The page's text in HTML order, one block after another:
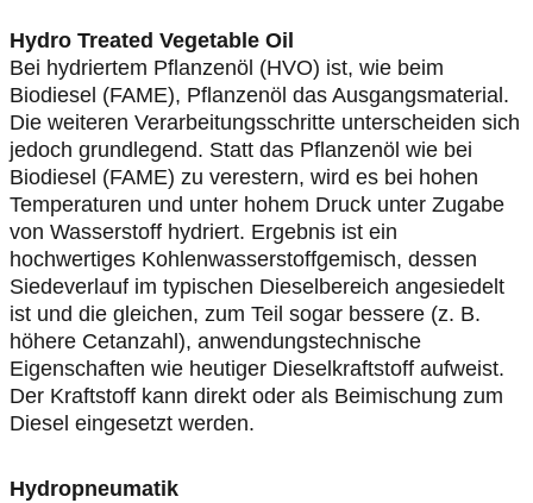
Hydro Treated Vegetable Oil
Bei hydriertem Pflanzenöl (HVO) ist, wie beim
Biodiesel (FAME), Pflanzenöl das Ausgangsmaterial.
Die weiteren Verarbeitungsschritte unterscheiden sich
jedoch grundlegend. Statt das Pflanzenöl wie bei
Biodiesel (FAME) zu verestern, wird es bei hohen
Temperaturen und unter hohem Druck unter Zugabe
von Wasserstoff hydriert. Ergebnis ist ein
hochwertiges Kohlenwasserstoffgemisch, dessen
Siedeverlauf im typischen Dieselbereich angesiedelt
ist und die gleichen, zum Teil sogar bessere (z. B.
höhere Cetanzahl), anwendungstechnische
Eigenschaften wie heutiger Dieselkraftstoff aufweist.
Der Kraftstoff kann direkt oder als Beimischung zum
Diesel eingesetzt werden.
Hydropneumatik